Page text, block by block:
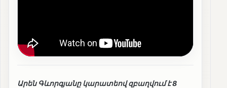
Արեն Գևորգյանը կարատեով զբաղվում է 8